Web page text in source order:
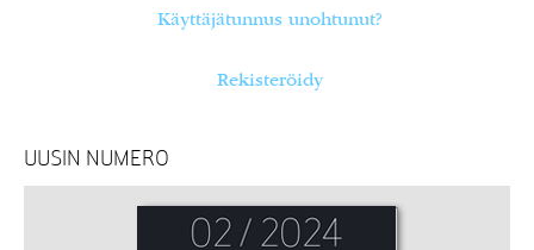
Käyttäjätunnus unohtunut?
Rekisteröidy
UUSIN NUMERO